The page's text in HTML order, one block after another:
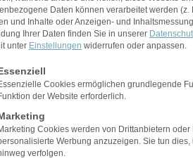
Daten können verarbeitet werden (z.
und Inhalte oder Anzeigen- und
Ihrer Daten finden Sie in unserer
unter Einstellungen widerrufen oder anpassen.
eine Liste der Service-Gruppen, für
Cookies ermöglichen grundlegende
der Website erforderlich.
Cookies werden von Drittanbietern
Werbung anzuzeigen. Sie tun
verfolgen.